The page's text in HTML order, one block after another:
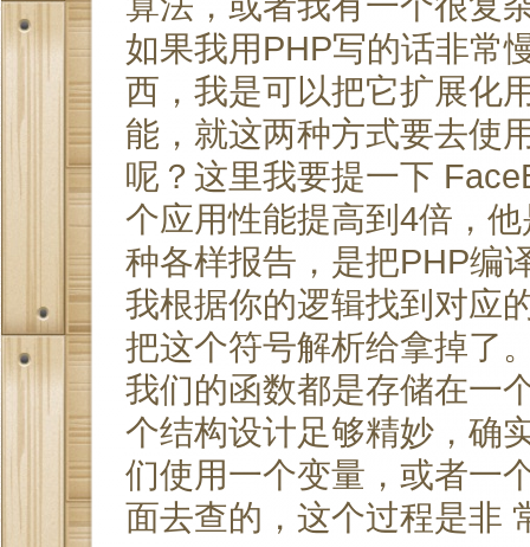
如果我用PHP写的话非常
西，我是可以把它扩展化
能，就这两种方式要去使
呢？这里我要提一下
个应用性能提高到4倍，
种各样报告，是把PHP编
我根据你的逻辑找到对应
把这个符号解析给拿掉了
我们的函数都是存储在一
个结构设计足够精妙，确
们使用一个变量，或者一
面去查的，这个过程是非